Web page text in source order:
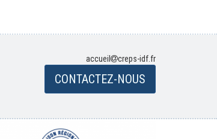
accueil creps-idf.fr
CONTACTEZ-NOUS